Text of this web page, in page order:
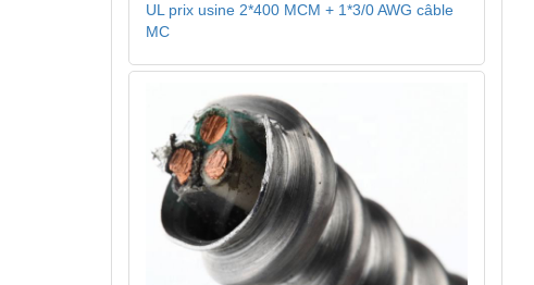
UL prix usine 2*400 MCM + 1*3/0 AWG câble
MC